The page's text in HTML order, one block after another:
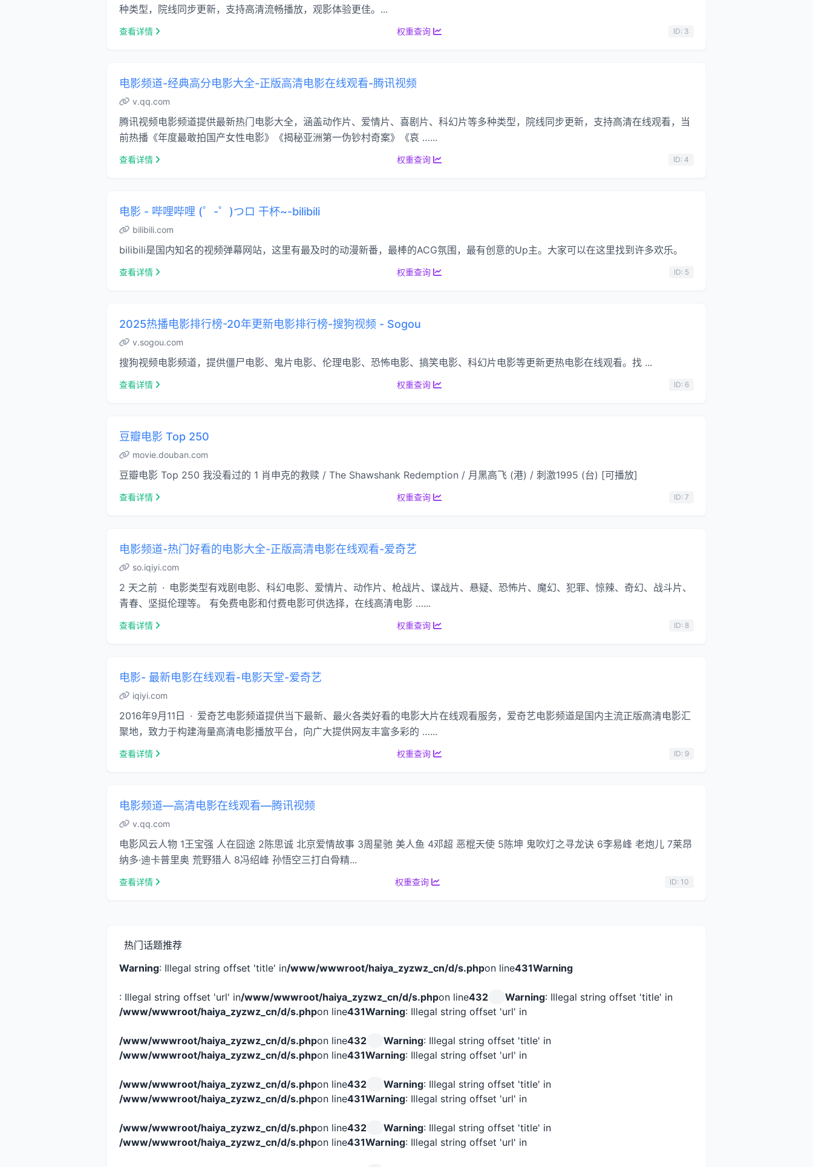
种类型，院线同步更新，支持高清流畅播放，观影体验更佳。...
查看详情 权重查询 ID: 3
电影频道-经典高分电影大全-正版高清电影在线观看-腾讯视频
v.qq.com
腾讯视频电影频道提供最新热门电影大全，涵盖动作片、爱情片、喜剧片、科幻片等多种类型，院线同步更新，支持高清在线观看，当
前热播《年度最敢拍国产女性电影》《揭秘亚洲第一伪钞村奇案》《哀 …...
查看详情 权重查询 ID: 4
电影 - 哔哩哔哩 (゜-゜)つロ 干杯~-bilibili
bilibili.com
bilibili是国内知名的视频弹幕网站，这里有最及时的动漫新番，最棒的ACG氛围，最有创意的Up主。大家可以在这里找到许多欢乐。
查看详情 权重查询 ID: 5
2025热播电影排行榜-20年更新电影排行榜-搜狗视频 - Sogou
v.sogou.com
搜狗视频电影频道，提供僵尸电影、鬼片电影、伦理电影、恐怖电影、搞笑电影、科幻片电影等更新更热电影在线观看。找 ...
查看详情 权重查询 ID: 6
豆瓣电影 Top 250
movie.douban.com
豆瓣电影 Top 250 我没看过的 1 肖申克的救赎 / The Shawshank Redemption / 月黑高飞 (港) / 刺激1995 (台) [可播放]
查看详情 权重查询 ID: 7
电影频道-热门好看的电影大全-正版高清电影在线观看-爱奇艺
so.iqiyi.com
2 天之前 · 电影类型有戏剧电影、科幻电影、爱情片、动作片、枪战片、谍战片、悬疑、恐怖片、魔幻、犯罪、惊辣、奇幻、战斗片、
青春、坚挺伦理等。 有免费电影和付费电影可供选择，在线高清电影 …...
查看详情 权重查询 ID: 8
电影- 最新电影在线观看-电影天堂-爱奇艺
iqiyi.com
2016年9月11日 · 爱奇艺电影频道提供当下最新、最火各类好看的电影大片在线观看服务，爱奇艺电影频道是国内主流正版高清电影汇
聚地，致力于构建海量高清电影播放平台，向广大提供网友丰富多彩的 …...
查看详情 权重查询 ID: 9
电影频道—高清电影在线观看—腾讯视频
v.qq.com
电影风云人物 1王宝强 人在囧途 2陈思诚 北京爱情故事 3周星驰 美人鱼 4邓超 恶棍天使 5陈坤 鬼吹灯之寻龙诀 6李易峰 老炮儿 7莱昂
纳多·迪卡普里奥 荒野猎人 8冯绍峰 孙悟空三打白骨精...
查看详情 权重查询 ID: 10
热门话题推荐
Warning: Illegal string offset 'title' in/www/wwwroot/haiya_zyzwz_cn/d/s.phpon line431Warning
: Illegal string offset 'url' in/www/wwwroot/haiya_zyzwz_cn/d/s.phpon line432 Warning: Illegal string offset 'title' in
/www/wwwroot/haiya_zyzwz_cn/d/s.phpon line431Warning: Illegal string offset 'url' in
/www/wwwroot/haiya_zyzwz_cn/d/s.phpon line432 Warning: Illegal string offset 'title' in
/www/wwwroot/haiya_zyzwz_cn/d/s.phpon line431Warning: Illegal string offset 'url' in
/www/wwwroot/haiya_zyzwz_cn/d/s.phpon line432 Warning: Illegal string offset 'title' in
/www/wwwroot/haiya_zyzwz_cn/d/s.phpon line431Warning: Illegal string offset 'url' in
/www/wwwroot/haiya_zyzwz_cn/d/s.phpon line432 Warning: Illegal string offset 'title' in
/www/wwwroot/haiya_zyzwz_cn/d/s.phpon line431Warning: Illegal string offset 'url' in